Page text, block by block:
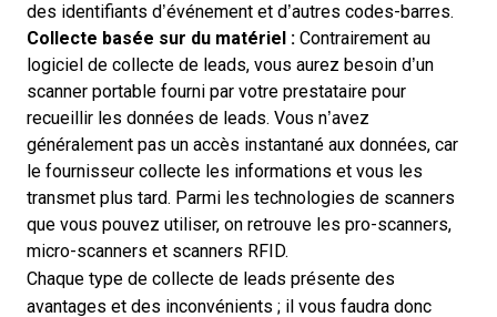
des identifiants d’événement et d’autres codes-barres.
Collecte basée sur du matériel : Contrairement au
logiciel de collecte de leads, vous aurez besoin d’un
scanner portable fourni par votre prestataire pour
recueillir les données de leads. Vous n’avez
généralement pas un accès instantané aux données, car
le fournisseur collecte les informations et vous les
transmet plus tard. Parmi les technologies de scanners
que vous pouvez utiliser, on retrouve les pro-scanners,
micro-scanners et scanners RFID.
Chaque type de collecte de leads présente des
avantages et des inconvénients ; il vous faudra donc